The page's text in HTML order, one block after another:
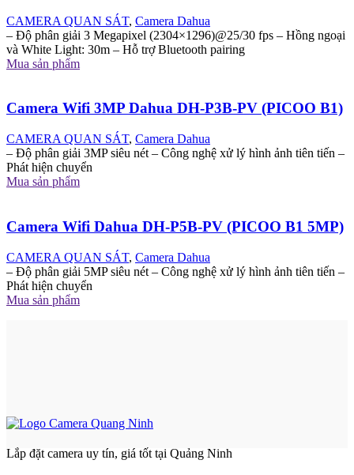
CAMERA QUAN SÁT, Camera Dahua
– Độ phân giải 3 Megapixel (2304×1296)@25/30 fps – Hồng ngoại
và White Light: 30m – Hỗ trợ Bluetooth pairing
Mua sản phẩm
Camera Wifi 3MP Dahua DH-P3B-PV (PICOO B1)
CAMERA QUAN SÁT, Camera Dahua
– Độ phân giải 3MP siêu nét – Công nghệ xử lý hình ảnh tiên tiến –
Phát hiện chuyển
Mua sản phẩm
Camera Wifi Dahua DH-P5B-PV (PICOO B1 5MP)
CAMERA QUAN SÁT, Camera Dahua
– Độ phân giải 5MP siêu nét – Công nghệ xử lý hình ảnh tiên tiến –
Phát hiện chuyển
Mua sản phẩm
Lắp đặt camera uy tín, giá tốt tại Quảng Ninh